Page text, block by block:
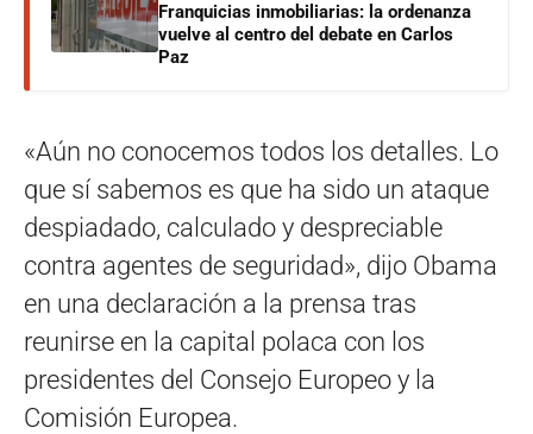
Franquicias inmobiliarias: la ordenanza
vuelve al centro del debate en Carlos
Paz
«Aún no conocemos todos los detalles. Lo
que sí sabemos es que ha sido un ataque
despiadado, calculado y despreciable
contra agentes de seguridad», dijo Obama
en una declaración a la prensa tras
reunirse en la capital polaca con los
presidentes del Consejo Europeo y la
Comisión Europea.